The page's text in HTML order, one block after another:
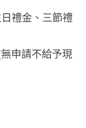
禮金、三節禮
申請不給予現